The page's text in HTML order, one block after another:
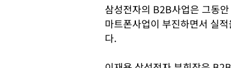
삼성전자의 B2B사업은 그동
마트폰사업이 부진하면서 실
다.